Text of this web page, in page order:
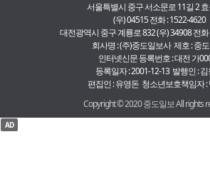
서울특별시 중구 서소문로 11길 2
(우) 04515 전화 : 1522-4620
대전광역시 중구 계룡로 832 (우) 34908 전화
회사명 : (주)중도일보사 제호 : 중
인터넷신문 등록번호 : 대전 가
등록일자 : 2001-12-13 발행인 :
편집인 : 유영돈 청소년보호책임자 :
Copyright © 2020 중도일보 All rights
AD